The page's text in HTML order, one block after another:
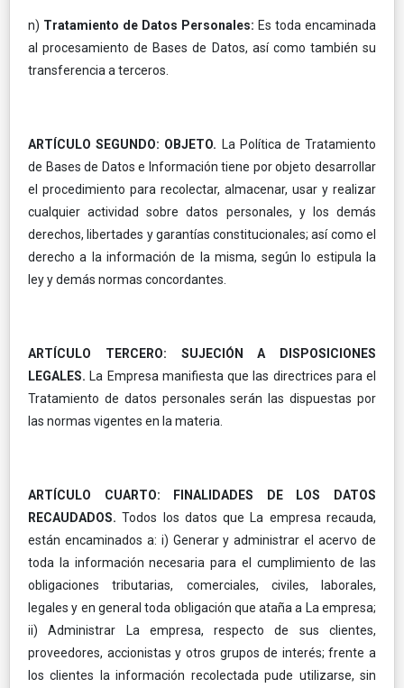
n) Tratamiento de Datos Personales: Es toda encaminada
al procesamiento de Bases de Datos, así como también su
transferencia a terceros.
ARTÍCULO SEGUNDO: OBJETO. La Política de Tratamiento
de Bases de Datos e Información tiene por objeto desarrollar
el procedimiento para recolectar, almacenar, usar y realizar
cualquier actividad sobre datos personales, y los demás
derechos, libertades y garantías constitucionales; así como el
derecho a la información de la misma, según lo estipula la
ley y demás normas concordantes.
ARTÍCULO TERCERO: SUJECIÓN A DISPOSICIONES
LEGALES. La Empresa manifiesta que las directrices para el
Tratamiento de datos personales serán las dispuestas por
las normas vigentes en la materia.
ARTÍCULO CUARTO: FINALIDADES DE LOS DATOS
RECAUDADOS. Todos los datos que La empresa recauda,
están encaminados a: i) Generar y administrar el acervo de
toda la información necesaria para el cumplimiento de las
obligaciones tributarias, comerciales, civiles, laborales,
legales y en general toda obligación que ataña a La empresa;
ii) Administrar La empresa, respecto de sus clientes,
proveedores, accionistas y otros grupos de interés; frente a
los clientes la información recolectada pude utilizarse, sin